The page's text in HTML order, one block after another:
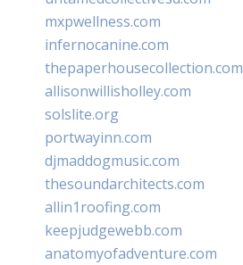
mxpwellness.com
infernocanine.com
thepaperhousecollection.com
allisonwillisholley.com
solslite.org
portwayinn.com
djmaddogmusic.com
thesoundarchitects.com
allin1roofing.com
keepjudgewebb.com
anatomyofadventure.com